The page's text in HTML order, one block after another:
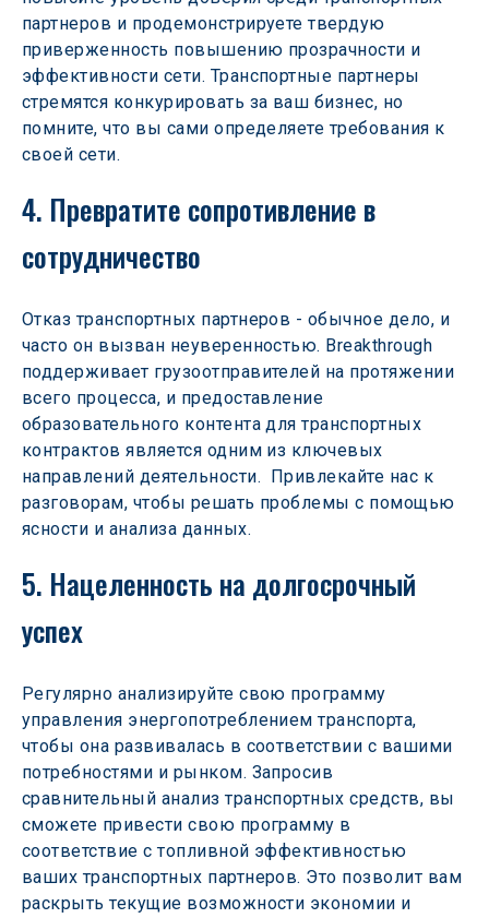
партнеров и продемонстрируете твердую
приверженность повышению прозрачности и
эффективности сети. Транспортные партнеры
стремятся конкурировать за ваш бизнес, но
помните, что вы сами определяете требования к
своей сети.
4. Превратите сопротивление в
сотрудничество
Отказ транспортных партнеров - обычное дело, и
часто он вызван неуверенностью. Breakthrough
поддерживает грузоотправителей на протяжении
всего процесса, и предоставление
образовательного контента для транспортных
контрактов является одним из ключевых
направлений деятельности. Привлекайте нас к
разговорам, чтобы решать проблемы с помощью
ясности и анализа данных.
5. Нацеленность на долгосрочный
успех
Регулярно анализируйте свою программу
управления энергопотреблением транспорта,
чтобы она развивалась в соответствии с вашими
потребностями и рынком. Запросив
сравнительный анализ транспортных средств, вы
сможете привести свою программу в
соответствие с топливной эффективностью
ваших транспортных партнеров. Это позволит вам
раскрыть текущие возможности экономии и